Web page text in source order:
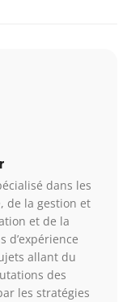
dans les
de la gestion et
et de la
d’expérience
allant du
des
les stratégies